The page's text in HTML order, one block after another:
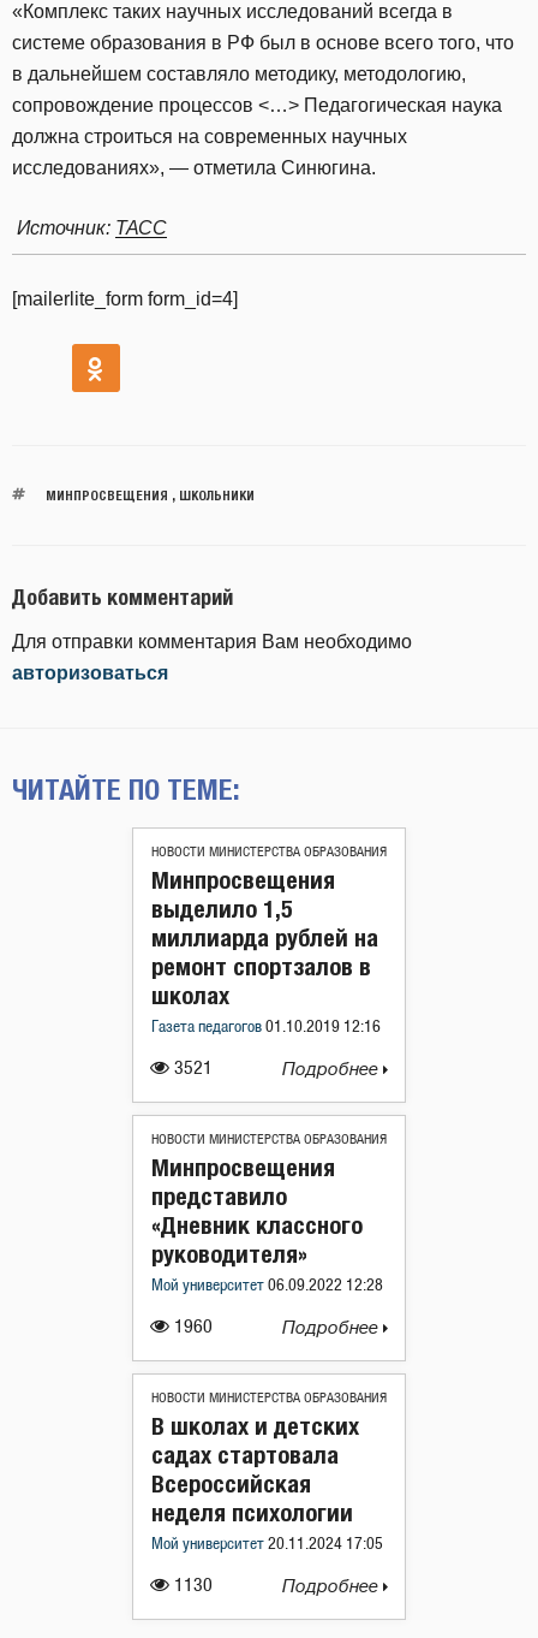
«Комплекс таких научных исследований всегда в
системе образования в РФ был в основе всего того, что
в дальнейшем составляло методику, методологию,
сопровождение процессов <…> Педагогическая наука
должна строиться на современных научных
исследованиях», — отметила Синюгина.
Источник: ТАСС
[mailerlite_form form_id=4]
МИНПРОСВЕЩЕНИЯ , ШКОЛЬНИКИ
Добавить комментарий
Для отправки комментария Вам необходимо
авторизоваться
ЧИТАЙТЕ ПО ТЕМЕ:
НОВОСТИ МИНИСТЕРСТВА ОБРАЗОВАНИЯ
3521
Минпросвещения
выделило 1,5
миллиарда рублей на
ремонт спортзалов в
школах
Газета педагогов 01.10.2019 12:16
Подробнее
НОВОСТИ МИНИСТЕРСТВА ОБРАЗОВАНИЯ
1960
Минпросвещения
представило
«Дневник классного
руководителя»
Мой университет 06.09.2022 12:28
Подробнее
НОВОСТИ МИНИСТЕРСТВА ОБРАЗОВАНИЯ
1130
В школах и детских
садах стартовала
Всероссийская
неделя психологии
Мой университет 20.11.2024 17:05
Подробнее